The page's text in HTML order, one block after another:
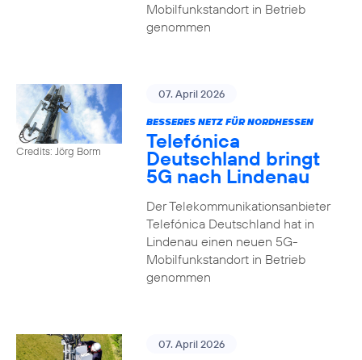
Mobilfunkstandort in Betrieb
genommen
Credits: Jörg Borm
07. April 2026
BESSERES NETZ FÜR NORDHESSEN
Telefónica
Deutschland bringt
5G nach Lindenau
Der Telekommunikationsanbieter
Telefónica Deutschland hat in
Lindenau einen neuen 5G-
Mobilfunkstandort in Betrieb
genommen
07. April 2026